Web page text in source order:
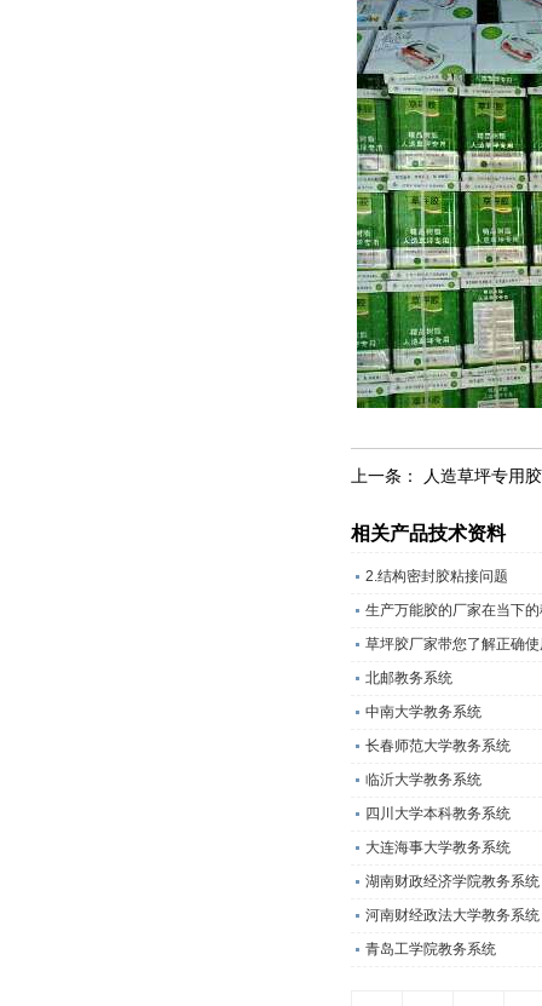
上一条： 人造草坪专用胶
相关产品技术资料
2.结构密封胶粘接问题
生产万能胶的厂家在当下
草坪胶厂家带您了解正确
北邮教务系统
中南大学教务系统
长春师范大学教务系统
临沂大学教务系统
四川大学本科教务系统
大连海事大学教务系统
湖南财政经济学院教务系统
河南财经政法大学教务系统
青岛工学院教务系统